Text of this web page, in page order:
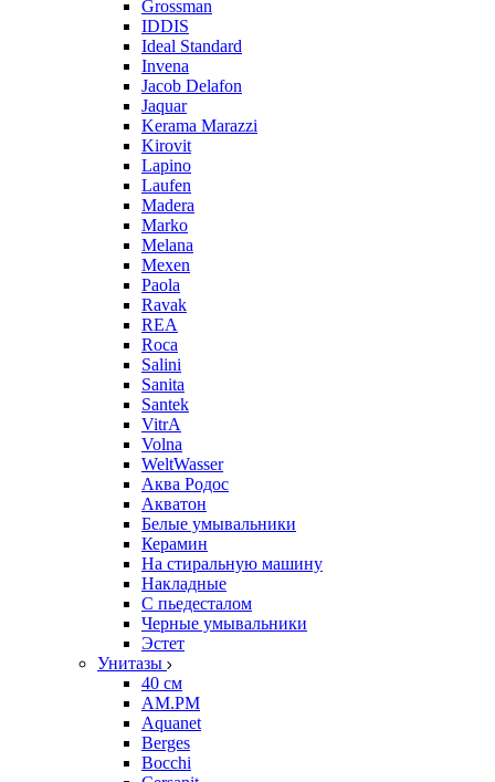
Grossman
IDDIS
Ideal Standard
Invena
Jacob Delafon
Jaquar
Kerama Marazzi
Kirovit
Lapino
Laufen
Madera
Marko
Melana
Mexen
Paola
Ravak
REA
Roca
Salini
Sanita
Santek
VitrA
Volna
WeltWasser
Аква Родос
Акватон
Белые умывальники
Керамин
На стиральную машину
Накладные
С пьедесталом
Черные умывальники
Эстет
Унитазы
40 см
AM.PM
Aquanet
Berges
Bocchi